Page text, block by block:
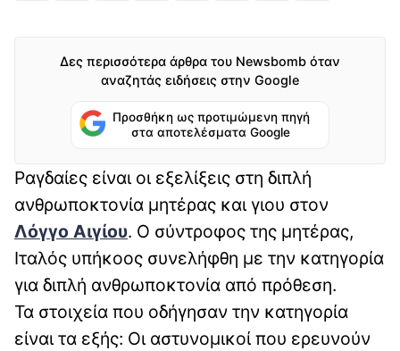
Δες περισσότερα άρθρα του Newsbomb όταν
αναζητάς ειδήσεις στην Google
Προσθήκη ως προτιμώμενη πηγή
στα αποτελέσματα Google
Ραγδαίες είναι οι εξελίξεις στη διπλή
ανθρωποκτονία μητέρας και γιου στον
Λόγγο Αιγίου. Ο σύντροφος της μητέρας,
Ιταλός υπήκοος συνελήφθη με την κατηγορία
για διπλή ανθρωποκτονία από πρόθεση.
Τα στοιχεία που οδήγησαν την κατηγορία
είναι τα εξής: Οι αστυνομικοί που ερευνούν